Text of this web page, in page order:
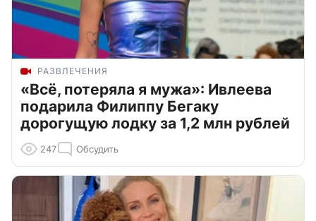
РАЗВЛЕЧЕНИЯ
«Всё, потеряла я мужа»: Ивлеева
подарила Филиппу Бегаку
дорогущую лодку за 1,2 млн рублей
247 Обсудить